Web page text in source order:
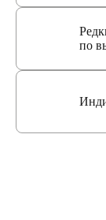
по